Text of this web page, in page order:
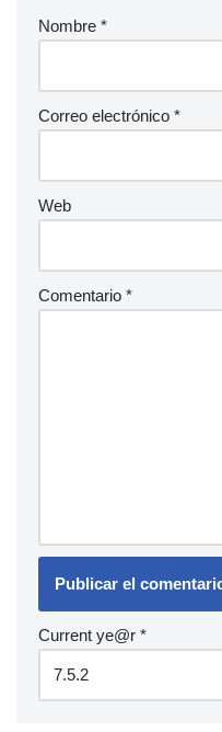
Nombre *
Correo electrónico *
Web
Comentario *
Current ye@r *